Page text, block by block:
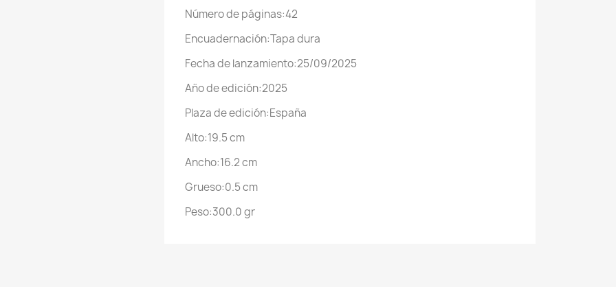
Número de páginas:42
Encuadernación:Tapa dura
Fecha de lanzamiento:25/09/2025
Año de edición:2025
Plaza de edición:España
Alto:19.5 cm
Ancho:16.2 cm
Grueso:0.5 cm
Peso:300.0 gr